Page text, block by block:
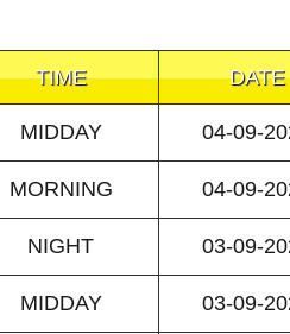
TIME DATE
MIDDAY 04-09-
MORNING 04-09-
NIGHT 03-09-
MIDDAY 03-09-